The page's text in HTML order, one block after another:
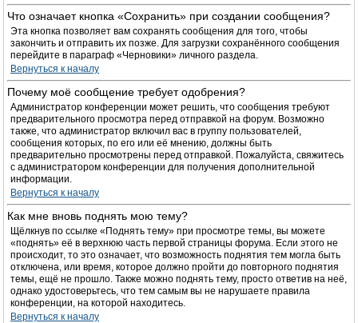
Что означает кнопка «Сохранить» при создании сообщения?
Эта кнопка позволяет вам сохранять сообщения для того, чтобы
закончить и отправить их позже. Для загрузки сохранённого сообщения
перейдите в параграф «Черновики» личного раздела.
Вернуться к началу
Почему моё сообщение требует одобрения?
Администратор конференции может решить, что сообщения требуют
предварительного просмотра перед отправкой на форум. Возможно
также, что администратор включил вас в группу пользователей,
сообщения которых, по его или её мнению, должны быть
предварительно просмотрены перед отправкой. Пожалуйста, свяжитесь
с администратором конференции для получения дополнительной
информации.
Вернуться к началу
Как мне вновь поднять мою тему?
Щёлкнув по ссылке «Поднять тему» при просмотре темы, вы можете
«поднять» её в верхнюю часть первой страницы форума. Если этого не
происходит, то это означает, что возможность поднятия тем могла быть
отключена, или время, которое должно пройти до повторного поднятия
темы, ещё не прошло. Также можно поднять тему, просто ответив на неё,
однако удостоверьтесь, что тем самым вы не нарушаете правила
конференции, на которой находитесь.
Вернуться к началу